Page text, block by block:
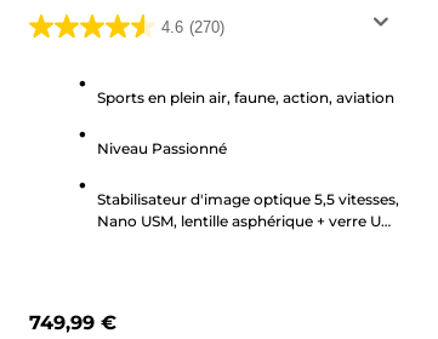
4.6 (270)
4.6
étoiles.
Sports en plein air, faune, action, aviation
Niveau Passionné
Stabilisateur d'image optique 5,5 vitesses,
Nano USM, lentille asphérique + verre UD
749,99 €